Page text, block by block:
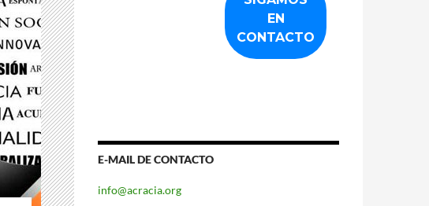
E-MAIL DE CONTACTO
info@acracia.org